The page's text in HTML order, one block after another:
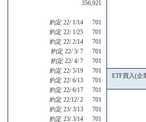
356,921
約定 22/ 1/14 701
約定 22/ 1/25 701
約定 22/ 2/14 701
約定 22/ 3/ 7 701
約定 22/ 4/ 7 701
約定 22/ 5/19 701
約定 22/ 6/13 701
約定 22/ 6/17 701
約定 22/12/ 2 701
約定 23/ 3/13 701
約定 23/ 3/14 701
ETF買入(企